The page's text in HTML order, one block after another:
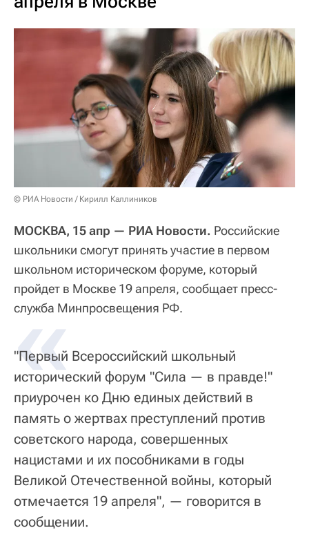
© РИА Новости / Кирилл Каллиников
МОСКВА, 15 апр — РИА Новости. Российские
школьники смогут принять участие в первом
школьном историческом форуме, который
пройдет в Москве 19 апреля, сообщает пресс-
служба Минпросвещения РФ.
«
"Первый Всероссийский школьный
исторический форум "Сила — в правде!"
приурочен ко Дню единых действий в
память о жертвах преступлений против
советского народа, совершенных
нацистами и их пособниками в годы
Великой Отечественной войны, который
отмечается 19 апреля", — говорится в
сообщении.